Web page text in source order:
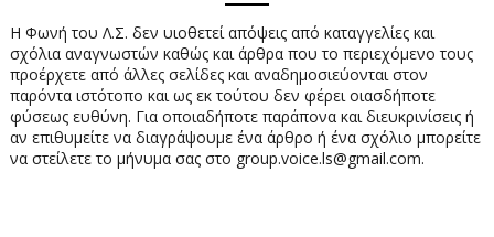
Η Φωνή του Λ.Σ. δεν υιοθετεί απόψεις από καταγγελίες και
σχόλια αναγνωστών καθώς και άρθρα που το περιεχόμενο τους
προέρχετε από άλλες σελίδες και αναδημοσιεύονται στον
παρόντα ιστότοπο και ως εκ τούτου δεν φέρει οιασδήποτε
φύσεως ευθύνη. Για οποιαδήποτε παράπονα και διευκρινίσεις ή
αν επιθυμείτε να διαγράψουμε ένα άρθρο ή ένα σχόλιο μπορείτε
να στείλετε το μήνυμα σας στο group.voice.ls@gmail.com.